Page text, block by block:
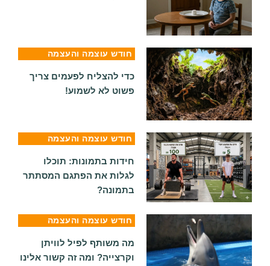
חודש עוצמה והעצמה
כדי להצליח לפעמים צריך
פשוט לא לשמוע!
חודש עוצמה והעצמה
חידות בתמונות: תוכלו
לגלות את הפתגם המסתתר
בתמונה?
חודש עוצמה והעצמה
מה משותף לפיל לוויתן
וקרצייה? ומה זה קשור אלינו